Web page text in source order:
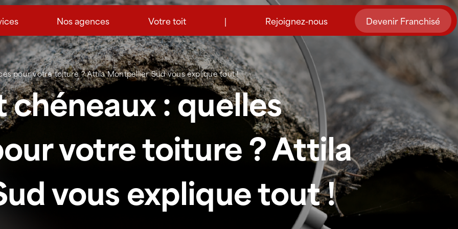
Nos agences Votre toit | Rejoignez-nous Devenir Franchisé
pour votre toiture ? Attila Montpellier Sud vous explique tout !
: quelles
votre toiture ? Attila
vous explique tout !